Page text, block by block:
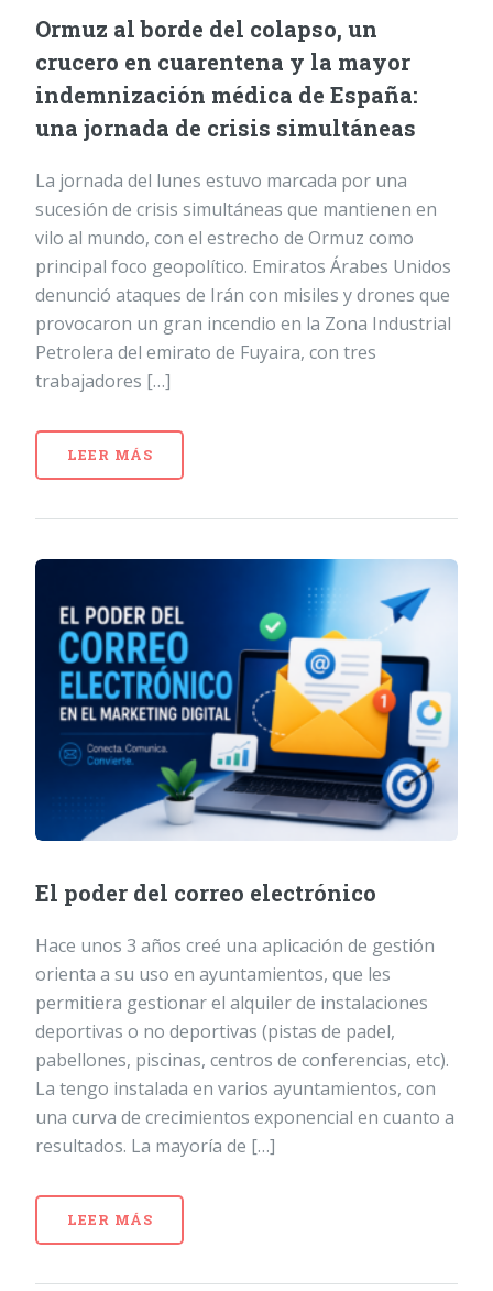
Ormuz al borde del colapso, un
crucero en cuarentena y la mayor
indemnización médica de España:
una jornada de crisis simultáneas
La jornada del lunes estuvo marcada por una
sucesión de crisis simultáneas que mantienen en
vilo al mundo, con el estrecho de Ormuz como
principal foco geopolítico. Emiratos Árabes Unidos
denunció ataques de Irán con misiles y drones que
provocaron un gran incendio en la Zona Industrial
Petrolera del emirato de Fuyaira, con tres
trabajadores […]
LEER MÁS
El poder del correo electrónico
Hace unos 3 años creé una aplicación de gestión
orienta a su uso en ayuntamientos, que les
permitiera gestionar el alquiler de instalaciones
deportivas o no deportivas (pistas de padel,
pabellones, piscinas, centros de conferencias, etc).
La tengo instalada en varios ayuntamientos, con
una curva de crecimientos exponencial en cuanto a
resultados. La mayoría de […]
LEER MÁS